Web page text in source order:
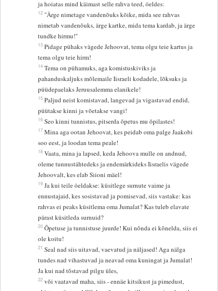
ja hoiatas mind käimast selle rahva teed, öeldes:
12 "Ärge nimetage vandenõuks kõike, mida see rahvas
nimetab vandenõuks, ärge kartke, mida tema kardab, ja ärge
tundke hirmu!"
13 Pidage pühaks vägede Jehoovat, tema olgu teie kartus ja
tema olgu teie hirm!
14 Tema on pühamuks, aga komistuskiviks ja
pahanduskaljuks mõlemaile Iisraeli kodadele, lõksuks ja
püüdepaelaks Jeruusalemma elanikele!
15 Paljud neist komistavad, langevad ja vigastavad endid,
püütakse kinni ja võetakse vangi!
16 Seo kinni tunnistus, pitserda õpetus mu õpilastes!
17 Mina aga ootan Jehoovat, kes peidab oma palge Jaakobi
soo eest, ja loodan tema peale!
18 Vaata, mina ja lapsed, keda Jehoova mulle on andnud,
oleme tunnustähtedeks ja endemärkideks Iisraelis vägede
Jehoovalt, kes elab Siioni mäel!
19 Ja kui teile öeldakse: küsitlege surnute vaime ja
ennustajaid, kes sosistavad ja pomisevad, siis vastake: kas
rahvas ei peaks küsitlema oma Jumalat? Kas tuleb elavate
pärast küsitleda surnuid?
20 Õpetuse ja tunnistuse juurde! Kui nõnda ei kõnelda, siis ei
ole koitu!
21 Seal nad siis uitavad, vaevatud ja näljased! Aga nälga
tundes nad vihastuvad ja neavad oma kuningat ja Jumalat!
Ja kui nad tõstavad pilgu üles,
22 või vaatavad maha, siis - ennäe kitsikust ja pimedust,